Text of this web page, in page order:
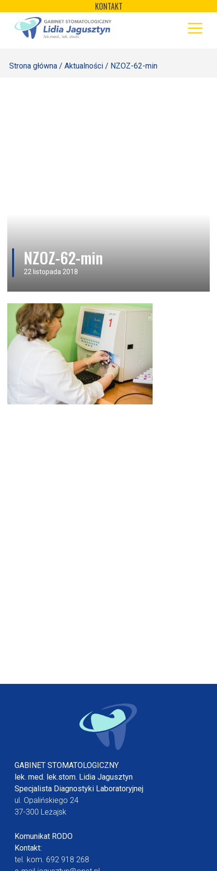
content
KONTAKT ×
STRONA GŁÓWNA
REJESTRACJA
Strona główna / Aktualności / NZOZ-62-min
NZOZ-62-min
22 listopada 2018
GABINET STOMATOLOGICZNY
lek. med. lek.stom. Lidia Jagusztyn
Specjalista Diagnostyki Laboratoryjnej
ul. Opalińskiego 24
37-300 Leżajsk
Komunikat RODO
Kontakt:
tel. kom. 692 918 268